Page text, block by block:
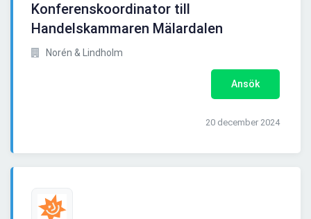
Konferenskoordinator till
Handelskammaren Mälardalen
Norén & Lindholm
Ansök
20 december 2024